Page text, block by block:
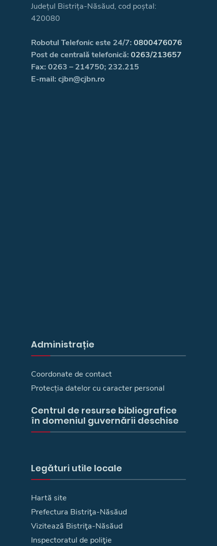
Județul Bistrița-Năsăud, cod poștal:
420080
Robotul Telefonic este 24/7: 0800476076
Post de centrală telefonică: 0263/213657
Fax: 0263 – 214750; 232.215
E-mail: cjbn@cjbn.ro
Administrație
Coordonate de contact
Protecția datelor cu caracter personal
Centrul de resurse bibliografice
în domeniul guvernării deschise
Legături utile locale
Hartă site
Prefectura Bistriţa-Năsăud
Vizitează Bistriţa-Năsăud
Inspectoratul de poliţie